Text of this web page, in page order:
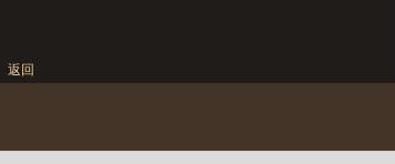
返回